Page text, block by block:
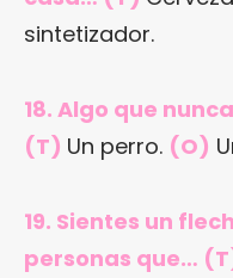
sintetizador.
18. Algo que
(T) Un perro. (O)
19. Sientes un
personas que…